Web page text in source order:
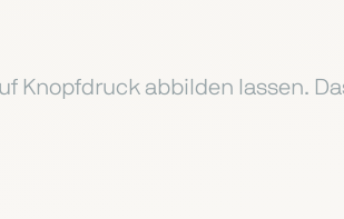
Knopfdruck abbilden lassen.